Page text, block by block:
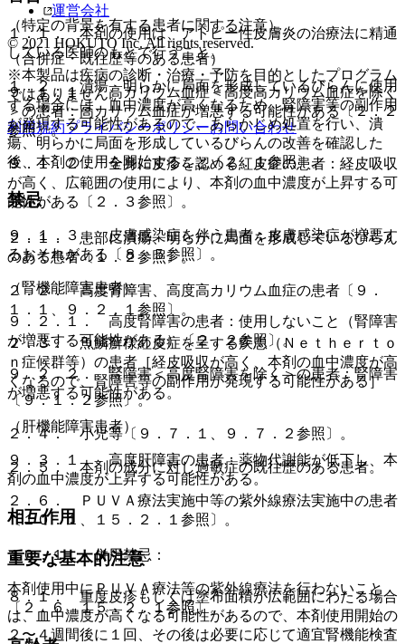
（特定の背景を有する患者に関する注意）
（合併症・既往歴等のある患者）
９．１．１． 高カリウム血症＜高度高カリウム血症を除く
＞の患者：高カリウム血症が増悪する可能性がある〔２．２
参照〕。
９．１．２． 全身に皮疹を認める紅皮症の患者：経皮吸収
が高く、広範囲の使用により、本剤の血中濃度が上昇する可
能性がある〔２．３参照〕。
９．１．３． 皮膚感染症を伴う患者：皮膚感染症が増悪す
るおそれがある〔８．５参照〕。
（腎機能障害患者）
９．２．１． 高度腎障害の患者：使用しないこと（腎障害
が増悪する可能性がある）〔２．２参照〕。
９．２．２． 腎障害＜高度腎障害を除く＞の患者：腎障害
が増悪する可能性がある。
（肝機能障害患者）
９．３．１． 高度肝障害の患者：薬物代謝能が低下し、本
剤の血中濃度が上昇する可能性がある。
相互作用
１０．１． 併用禁忌：
本剤使用中にＰＵＶＡ療法等の紫外線療法を行わないこと
〔２．６、１５．２．１参照〕。
１．１． 本剤の使用は、アトピー性皮膚炎の治療法に精通
している医師のもとで行うこと。
１．２． 潰瘍、明らかに局面を形成しているびらんに使用
する場合には、血中濃度が高くなるため、腎障害等の副作用
が発現する可能性があるので、あらかじめ処置を行い、潰
瘍、明らかに局面を形成しているびらんの改善を確認した
後、本剤の使用を開始すること〔２．１参照〕。
禁忌
２．１． 患部に潰瘍、明らかに局面を形成しているびらん
のある患者〔１．２参照〕。
２．２． 高度腎障害、高度高カリウム血症の患者〔９．
１．１、９．２．１参照〕。
２．３． 魚鱗癬様紅皮症を呈する疾患（Ｎｅｔｈｅｒｔｏ
ｎ症候群等）の患者［経皮吸収が高く、本剤の血中濃度が高
くなるので、腎障害等の副作用が発現する可能性がある］
〔９．１．２参照〕。
２．４． 小児等〔９．７．１、９．７．２参照〕。
２．５． 本剤の成分に対し過敏症の既往歴のある患者。
２．６． ＰＵＶＡ療法実施中等の紫外線療法実施中の患者
〔１０．１、１５．２．１参照〕。
重要な基本的注意
８．１． 重度皮疹もしくは塗布面積が広範囲にわたる場合
は、血中濃度が高くなる可能性があるので、本剤使用開始の
２〜４週間後に１回、その後は必要に応じて適宜腎機能検査
運営会社
© 2021 HOKUTO Inc. All rights reserved.
※本製品は疾病の診断・治療・予防を目的としたプログラム
ではありません。
利用規約プライバシーポリシーお問い合わせ